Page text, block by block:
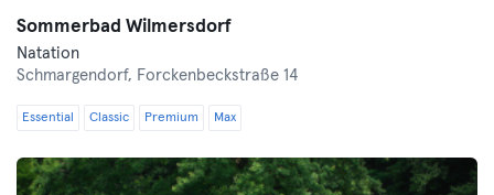
Sommerbad Wilmersdorf
Natation
Schmargendorf, Forckenbeckstraße 14
Essential Classic Premium Max